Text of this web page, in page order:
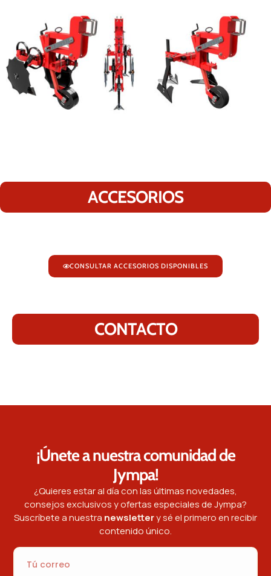
ACCESORIOS
CONSULTAR ACCESORIOS DISPONIBLES
CONTACTO
¡Únete a nuestra comunidad de
Jympa!
¿Quieres estar al día con las últimas novedades,
consejos exclusivos y ofertas especiales de Jympa?
Suscríbete a nuestra newslettery sé el primero en recibir
contenido único.